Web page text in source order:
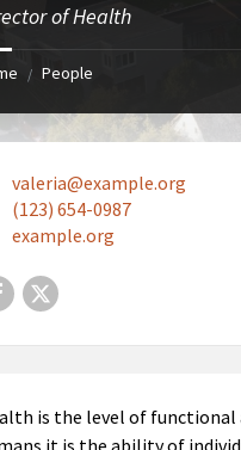
of Health
/ People
valeria@example.org
(123) 654-0987
example.org
Facebook
X
is the level of functional
it is the ability of